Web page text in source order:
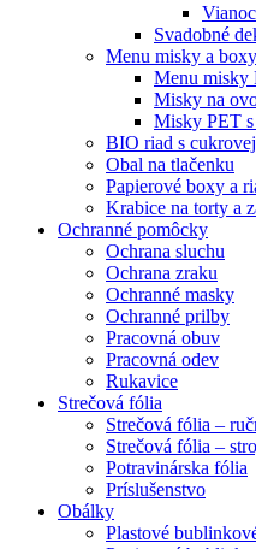
Svadobné
Menu misky a boxy
Menu misky
Misky na
Misky PET
BIO riad s
Obal na tlačenku
Papierové boxy a
Krabice na torty a
Ochranné pomôcky
Ochrana sluchu
Ochrana zraku
Ochranné masky
Ochranné prilby
Pracovná obuv
Pracovná odev
Rukavice
Strečová fólia
Strečová fólia –
Strečová fólia –
Potravinárska fólia
Príslušenstvo
Obálky
Plastové